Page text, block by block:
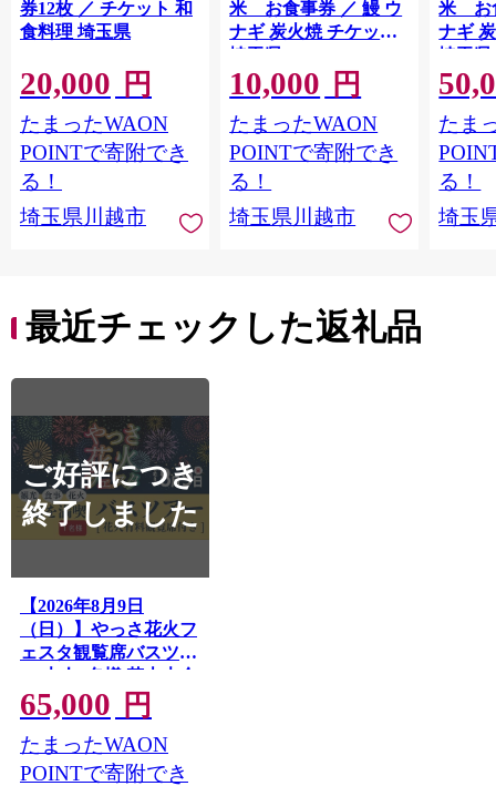
券12枚 ／ チケット 和
食料理 埼玉県
20,000 円
たまったWAON
POINTで寄附でき
る！
埼玉県川越市
米 お食事券 ／ 鰻 ウ
ナギ 炭火焼 チケット
埼玉県
10,000 円
たまったWAON
POINTで寄附でき
る！
埼玉県川越市
米 お
ナギ
埼玉県
たま
る！
埼玉
最近チェックした返礼品
ご好評につき
終了しました
【2026年8月9日
（日）】やっさ花火フ
ェスタ観覧席バスツア
ー 大人1名様 花火大会
夏祭り 祭り まつり は
なび 特別席 イベント
瀬戸内海 道の駅 食事
つき 広島県三原市 ヤ
65,000 円
たまったWAON
POINTで寄附でき